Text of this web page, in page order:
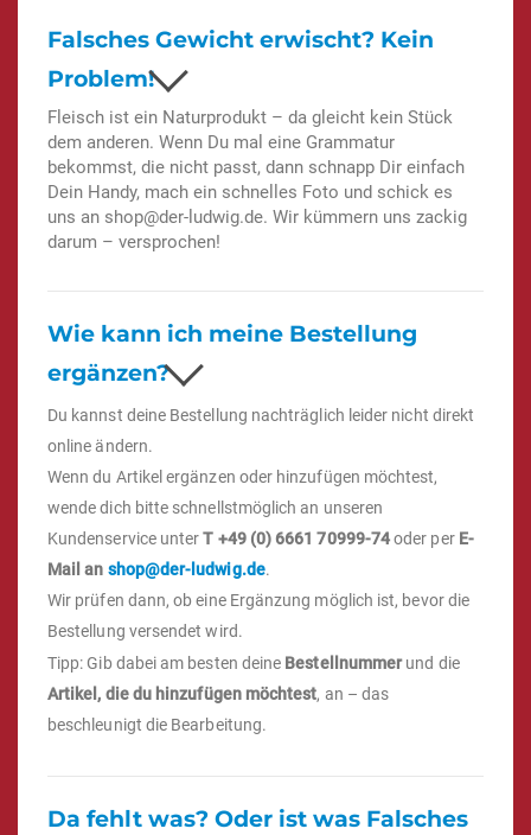
Falsches Gewicht erwischt? Kein
Problem!
Fleisch ist ein Naturprodukt – da gleicht kein Stück
dem anderen. Wenn Du mal eine Grammatur
bekommst, die nicht passt, dann schnapp Dir einfach
Dein Handy, mach ein schnelles Foto und schick es
uns an shop@der-ludwig.de. Wir kümmern uns zackig
darum – versprochen!
Wie kann ich meine Bestellung
ergänzen?
Du kannst deine Bestellung nachträglich leider nicht direkt
online ändern.
Wenn du Artikel ergänzen oder hinzufügen möchtest,
wende dich bitte schnellstmöglich an unseren
Kundenservice unterT +49 (0) 6661 70999-74oder per E-
Mail an shop@der-ludwig.de.
Wir prüfen dann, ob eine Ergänzung möglich ist, bevor die
Bestellung versendet wird.
Tipp: Gib dabei am besten deine Bestellnummerund die
Artikel, die du hinzufügen möchtest, an – das
beschleunigt die Bearbeitung.
Da fehlt was? Oder ist was Falsches